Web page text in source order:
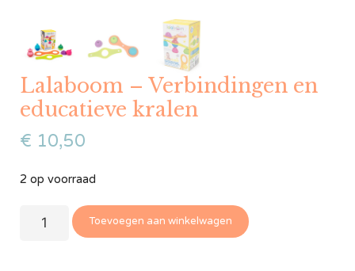
Lalaboom – Verbindingen en
educatieve kralen
€ 10,50
2 op voorraad
Toevoegen aan winkelwagen